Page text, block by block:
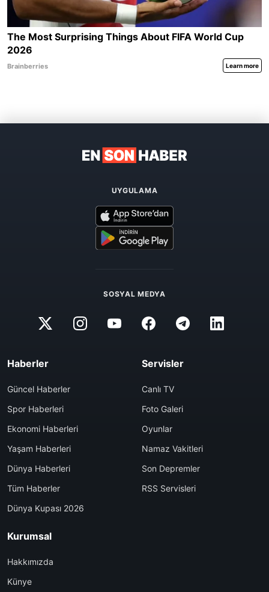
UYGULAMA
SOSYAL MEDYA
Haberler
Güncel Haberler
Spor Haberleri
Ekonomi Haberleri
Yaşam Haberleri
Dünya Haberleri
Tüm Haberler
Dünya Kupası 2026
Servisler
Canlı TV
Foto Galeri
Oyunlar
Namaz Vakitleri
Son Depremler
RSS Servisleri
Kurumsal
Hakkımızda
Künye